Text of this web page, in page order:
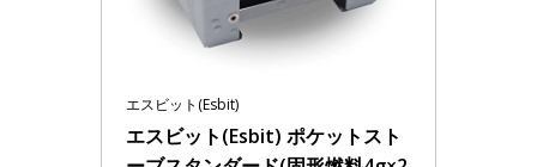
エスビット(Esbit)
エスビット(Esbit) ポケットスト